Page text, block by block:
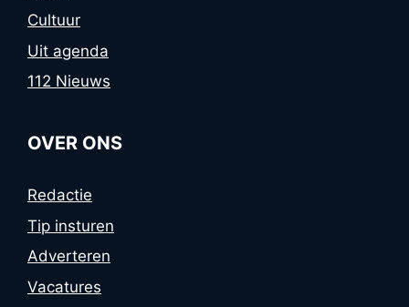
Cultuur
Uit agenda
112 Nieuws
OVER ONS
Redactie
Tip insturen
Adverteren
Vacatures